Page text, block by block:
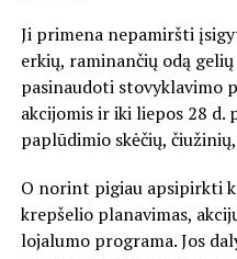
Ji primena nepamiršti
erkių, raminančių odą
pasinaudoti stovyklavimo
akcijomis ir iki liepos 28 d.
paplūdimio skėčių,
O norint pigiau apsipirkti
krepšelio planavimas,
lojalumo programa. Jos